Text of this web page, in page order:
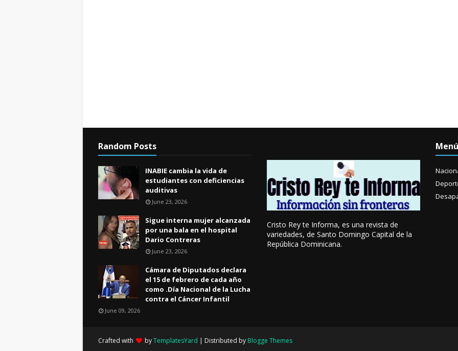
Random Posts
INABIE cambia la vida de
estudiantes con deficiencias
auditivas
June 23, 2026
Sigue interna mujer alcanzada
por una bala en el hospital
Dario Contreras
June 23, 2026
Cámara de Diputados declara
el 15 de febrero de cada año
como .Día Nacional de la Lucha
contra el Cáncer Infantil
June 09, 2026
Cristo Rey te Informa, es una revista de
variedades, de Santo Domingo Capital de la
República Dominicana.
Menú
Crafted with byTemplatesYard | Distributed by Blogge Themes